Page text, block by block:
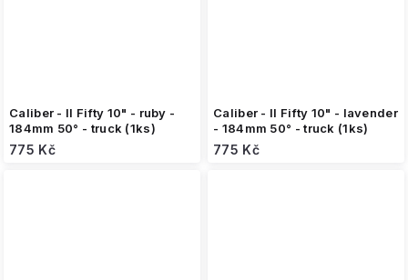
Caliber - II Fifty 10" - ruby -
184mm 50° - truck (1ks)
775 Kč
Caliber - II Fifty 10" - lavender
- 184mm 50° - truck (1ks)
775 Kč